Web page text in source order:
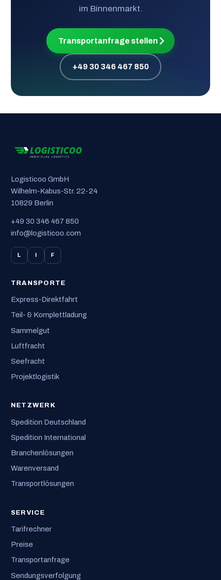
im Binnenmarkt.
Transportanfrage stellen
+49 30 346 467 850
Logisticoo GmbH
Wilhelm-Kabus-Str. 22-24
10829 Berlin
+49 30 346 467 850
info@logisticoo.com
L F
TRANSPORTE
Express-Direktfahrt
Teil- & Komplettladung
Sammelgut
Luftfracht
Seefracht
Projektlogistik
NETZWERK
Spedition Deutschland
Spedition International
Branchenlösungen
Warenversand
Transportlösungen
SERVICE
Tarifrechner
Preise
Transportanfrage
Sendungsverfolgung